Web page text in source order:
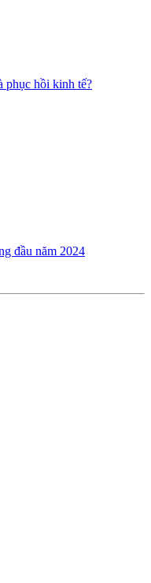
phục hồi kinh tế?
đầu năm 2024